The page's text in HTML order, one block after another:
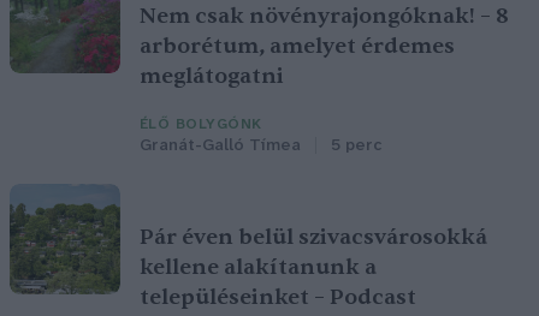
Nem csak növényrajongóknak! – 8
arborétum, amelyet érdemes
meglátogatni
ÉLŐ BOLYGÓNK
Granát-Galló Tímea 5 perc
Pár éven belül szivacsvárosokká
kellene alakítanunk a
településeinket – Podcast